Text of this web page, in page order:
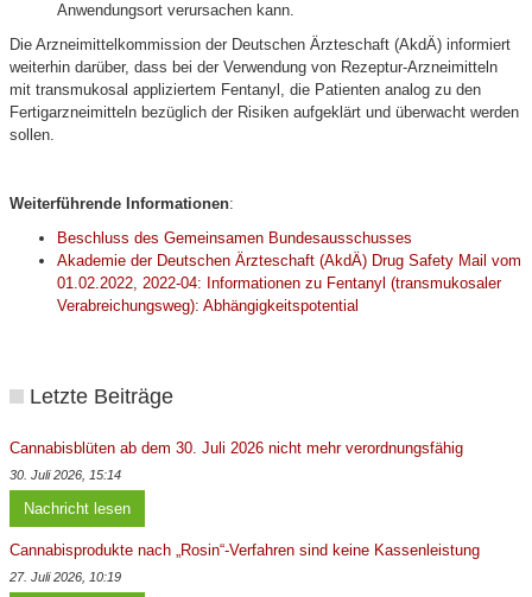
Anwendungsort verursachen kann.
Die Arzneimittelkommission der Deutschen Ärzteschaft (AkdÄ) informiert
weiterhin darüber, dass bei der Verwendung von Rezeptur-Arzneimitteln
mit transmukosal appliziertem Fentanyl, die Patienten analog zu den
Fertigarzneimitteln bezüglich der Risiken aufgeklärt und überwacht werden
sollen.
Weiterführende Informationen:
Beschluss des Gemeinsamen Bundesausschusses
Akademie der Deutschen Ärzteschaft (AkdÄ) Drug Safety Mail vom
01.02.2022, 2022-04: Informationen zu Fentanyl (transmukosaler
Verabreichungsweg): Abhängigkeitspotential
Letzte Beiträge
Cannabisblüten ab dem 30. Juli 2026 nicht mehr verordnungsfähig
30. Juli 2026, 15:14
Nachricht lesen
Cannabisprodukte nach „Rosin“-Verfahren sind keine Kassenleistung
27. Juli 2026, 10:19